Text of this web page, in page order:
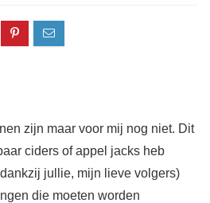
zijn maar voor mij nog niet. Dit
ciders of appel jacks heb
jullie, mijn lieve volgers)
die moeten worden